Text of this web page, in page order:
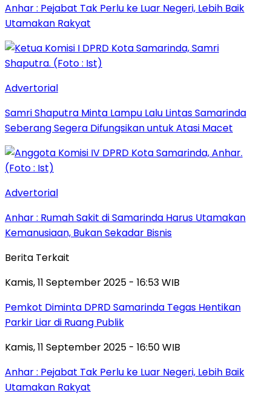
Anhar : Pejabat Tak Perlu ke Luar Negeri, Lebih Baik
Utamakan Rakyat
Advertorial
Samri Shaputra Minta Lampu Lalu Lintas Samarinda
Seberang Segera Difungsikan untuk Atasi Macet
Advertorial
Anhar : Rumah Sakit di Samarinda Harus Utamakan
Kemanusiaan, Bukan Sekadar Bisnis
Berita Terkait
Kamis, 11 September 2025 - 16:53 WIB
Pemkot Diminta DPRD Samarinda Tegas Hentikan
Parkir Liar di Ruang Publik
Kamis, 11 September 2025 - 16:50 WIB
Anhar : Pejabat Tak Perlu ke Luar Negeri, Lebih Baik
Utamakan Rakyat